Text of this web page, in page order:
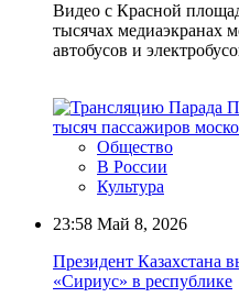
Видео с Красной
тысячах медиаэкранах
автобусов и
Общество
В России
Культура
23:58 Май 8, 2026
Президент Казахстана
«Сириус» в республике